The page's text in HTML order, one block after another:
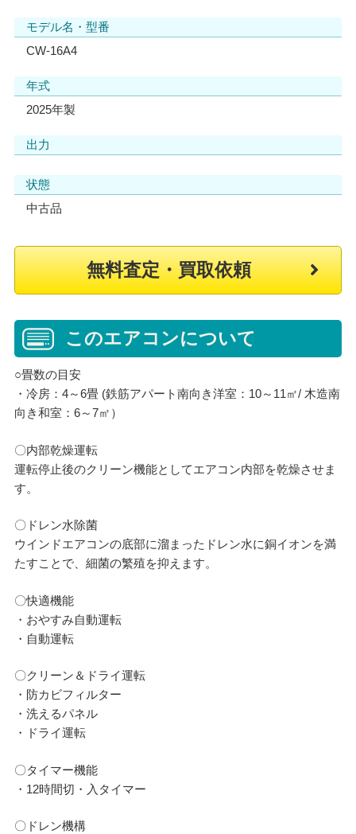
モデル名・型番
CW-16A4
年式
2025年製
出力
状態
中古品
無料査定・買取依頼
このエアコンについて
○畳数の目安
・冷房：4～6畳 (鉄筋アパート南向き洋室：10～11㎡/ 木造南
向き和室：6～7㎡）
〇内部乾燥運転
運転停止後のクリーン機能としてエアコン内部を乾燥させま
す。
〇ドレン水除菌
ウインドエアコンの底部に溜まったドレン水に銅イオンを満
たすことで、細菌の繁殖を抑えます。
〇快適機能
・おやすみ自動運転
・自動運転
〇クリーン＆ドライ運転
・防カビフィルター
・洗えるパネル
・ドライ運転
〇タイマー機能
・12時間切・入タイマー
〇ドレン機構